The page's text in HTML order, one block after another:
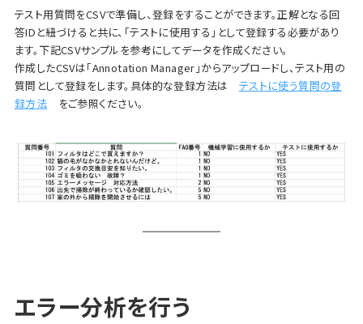
テスト用質問をCSVで準備し、登録をすることができます。正解となる回
答IDと紐づけると共に、「テストに使用する」として登録する必要があり
ます。下記CSVサンプルを参考にしてデータを作成ください。
作成したCSVは「Annotation Manager」からアップロードし、テスト用の
質問として登録をします。具体的な登録方法は テストに使う質問の登
録方法 をご参照ください。
エラー分析を行う